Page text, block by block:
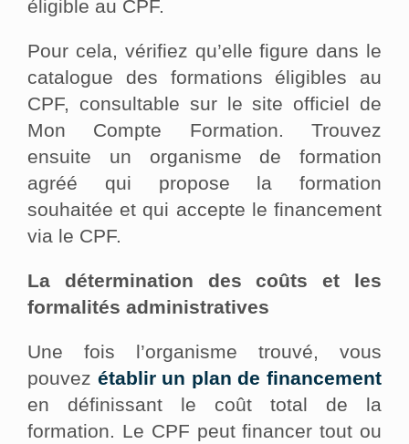
éligible au CPF.
Pour cela, vérifiez qu’elle figure dans le
catalogue des formations éligibles au
CPF, consultable sur le site officiel de
Mon Compte Formation. Trouvez
ensuite un organisme de formation
agréé qui propose la formation
souhaitée et qui accepte le financement
via le CPF.
La détermination des coûts et les
formalités administratives
Une fois l’organisme trouvé, vous
pouvez établir un plan de financement
en définissant le coût total de la
formation. Le CPF peut financer tout ou